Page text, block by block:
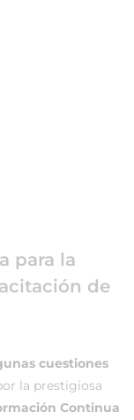
para la
de
cuestiones
la prestigiosa
Continua